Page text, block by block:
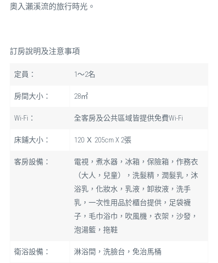
奧入瀨溪流的旅行時光。
訂房說明及注意事項
定員： 1〜2名
房間大小： 28㎡
Wi-Fi： 全客房及公共區域皆提供免費Wi-Fi
床鋪大小： 120 Ｘ 205cm X 2張
客房設備：
電視，煮水器，冰箱，保險箱，作務衣
（大人，兒童），洗髮精，潤髮乳，沐
浴乳，化妝水，乳液，卸妝液，洗手
乳，一次性用品於櫃台提供，足袋襪
子，毛巾浴巾，吹風機，衣架，沙發，
泡湯籃，拖鞋
衛浴設備： 淋浴間，洗臉台，免治馬桶